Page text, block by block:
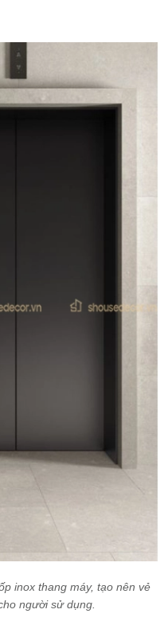
inox thang máy, tạo nên vẻ
người sử dụng.